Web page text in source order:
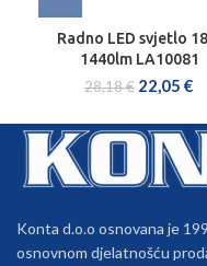
Radno LED svjetlo
1440lm LA10081
28,18€ 22,05 €
Konta d.o.o osnovana je
osnovnom djelatnošću